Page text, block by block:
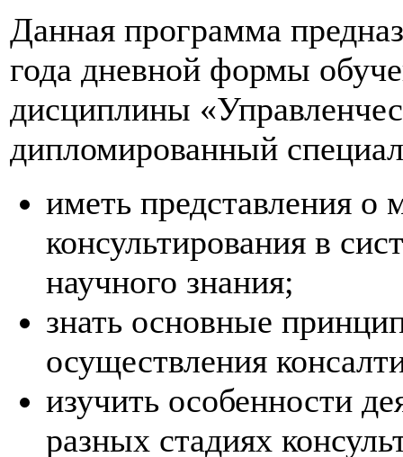
Данная программа
года дневной формы
дисциплины
дипломированный
иметь представления о
консультирования в
научного знания;
знать основные
осуществления
изучить особенности
разных стадиях